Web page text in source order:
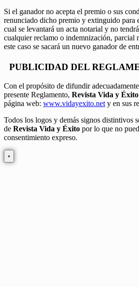
Si el ganador no acepta el premio o sus
renunciado dicho premio y extinguido para
cual se levantará un acta notarial y no
cualquier reclamo o indemnización, parcial
este caso se sacará un nuevo ganador de
PUBLICIDAD DEL
Con el propósito de difundir
presente Reglamento, Revista Vida y Éxito
página web: www.vidayexito.net y en sus
Todos los logos y demás signos distintivos
de Revista Vida y Éxito por lo que no
consentimiento expreso.
×